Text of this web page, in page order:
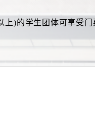
)的学生团体可享受